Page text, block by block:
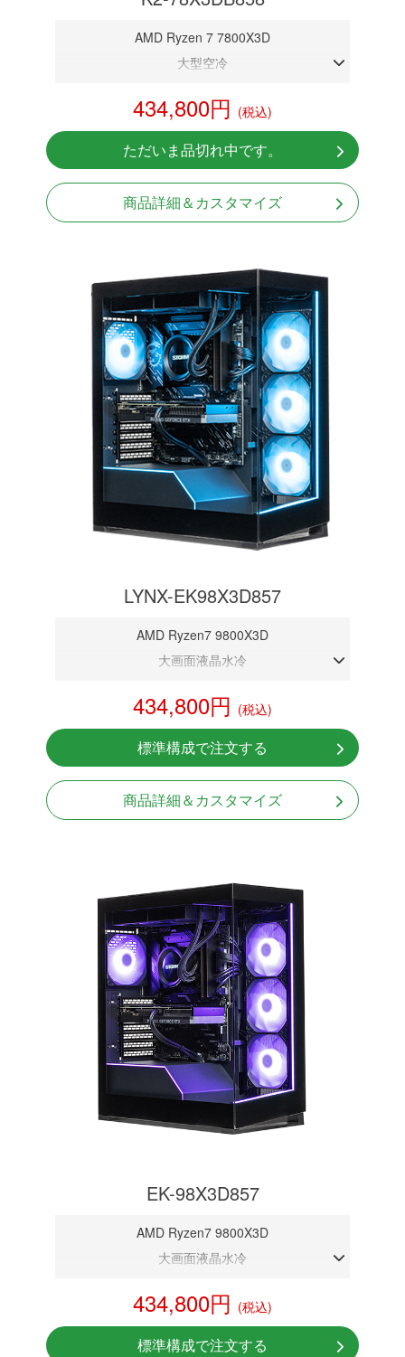
AMD Ryzen 7 7800X3D
大型空冷
RTX 5080 16GB
NVMeSSD 1TB
Windows11 Home 64bit
434,800円 (税込)
ただいま品切れ中です。
商品詳細＆カスタマイズ
LYNX-EK98X3D857
AMD Ryzen7 9800X3D
大画面液晶水冷
RTX 5070 12GB
NVMeSSD 1TB
無線LAN Bluetooth対応
Windows11 Home 64bit
434,800円 (税込)
標準構成で注文する
商品詳細＆カスタマイズ
EK-98X3D857
AMD Ryzen7 9800X3D
大画面液晶水冷
RTX 5070 12GB
NVMeSSD 1TB
434,800円 (税込)
標準構成で注文する